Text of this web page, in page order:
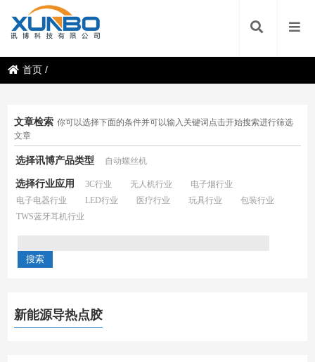
首页 /
文章检索 你可以选择下面的条件并可以输入关键词点击开始搜索进行筛选
文章
选择讯博产品类型 自动螺丝机
选择行业应用 3C行业 无人机行业
电子烟行业
电子电器行业
LED行业 医疗行业 玩具行业
包装行业
TWS蓝牙耳机行业
新能源导热点胶